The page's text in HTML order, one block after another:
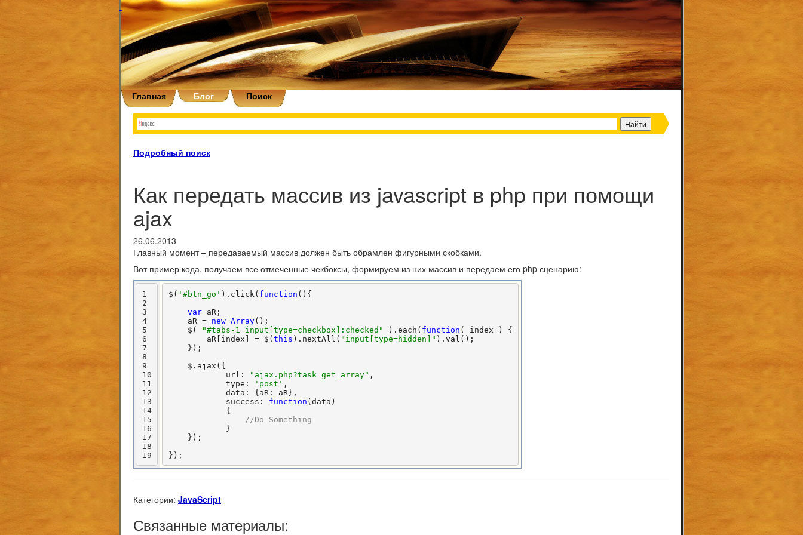
Главная Блог Поиск
Подробный поиск
Как передать массив из javascript в php при помощи
ajax
26.06.2013
Главный момент – передаваемый массив должен быть обрамлен фигурными скобками.
Вот пример кода, получаем все отмеченные чекбоксы, формируем из них массив и передаем его php сценарию:
1
2
3
4
5
6
7
8
9
10
11
12
13
14
15
16
17
18
19
$( '#btn_go' ).click( function (){
var aR;
    aR =
new Array();
    $(
"#tabs-1 input[type=checkbox]:checked" ).each( function ( index ) {
        aR[index] = $(
this ).nextAll( "input[type=hidden]" ).val();
    });
    $.ajax({
            url:
"ajax.php?task=get_array" ,
            type:
'post' ,
            data: {aR: aR},
            success:
function (data)
            {
//Do Something
            }
    });
});
Категории: JavaScript
Связанные материалы: